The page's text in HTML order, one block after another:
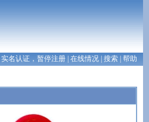
| 实名认证，暂停注册 在线情况 搜索 帮助